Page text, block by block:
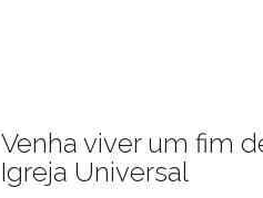
Venha viver um fim
Igreja Universal